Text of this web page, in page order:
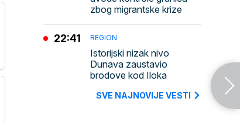
zbog migrantske krize
REGION
Istorijski nizak nivo
Dunava zaustavio
brodove kod Iloka
22:41
SVE NAJNOVIJE VESTI